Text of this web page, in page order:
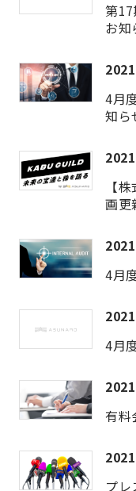
第
お知
4月
知ら
【
画更
4月
4月
有料
プレ